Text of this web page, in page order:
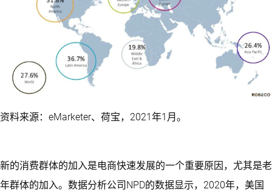
资料来源：eMarketer、荷宝，2021年1月。
新的消费群体的加入是电商快速发展的一个重要原因，尤其是老
年群体的加入。数据分析公司NPD的数据显示，2020年，美国